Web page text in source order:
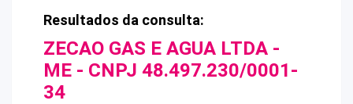
Resultados da consulta:
ZECAO GAS E AGUA LTDA -
ME - CNPJ 48.497.230/0001-
34